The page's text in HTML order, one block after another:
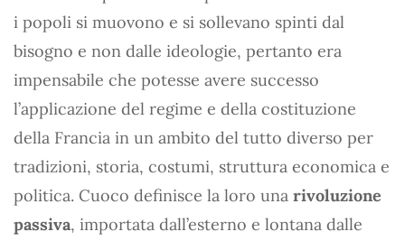
i popoli si muovono e si sollevano spinti dal
bisogno e non dalle ideologie, pertanto era
impensabile che potesse avere successo
l’applicazione del regime e della costituzione
della Francia in un ambito del tutto diverso per
tradizioni, storia, costumi, struttura economica e
politica. Cuoco definisce la loro una rivoluzione
passiva, importata dall’esterno e lontana dalle